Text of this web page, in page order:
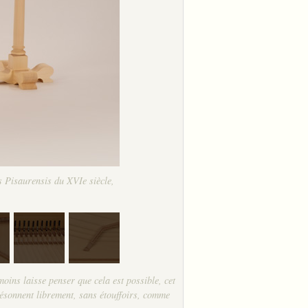
Pisaurensis du XVIe siècle,
laisse penser que cela est possible, cet
librement, sans étouffoirs, comme